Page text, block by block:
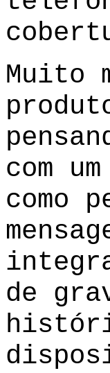
Muito
com
como
de